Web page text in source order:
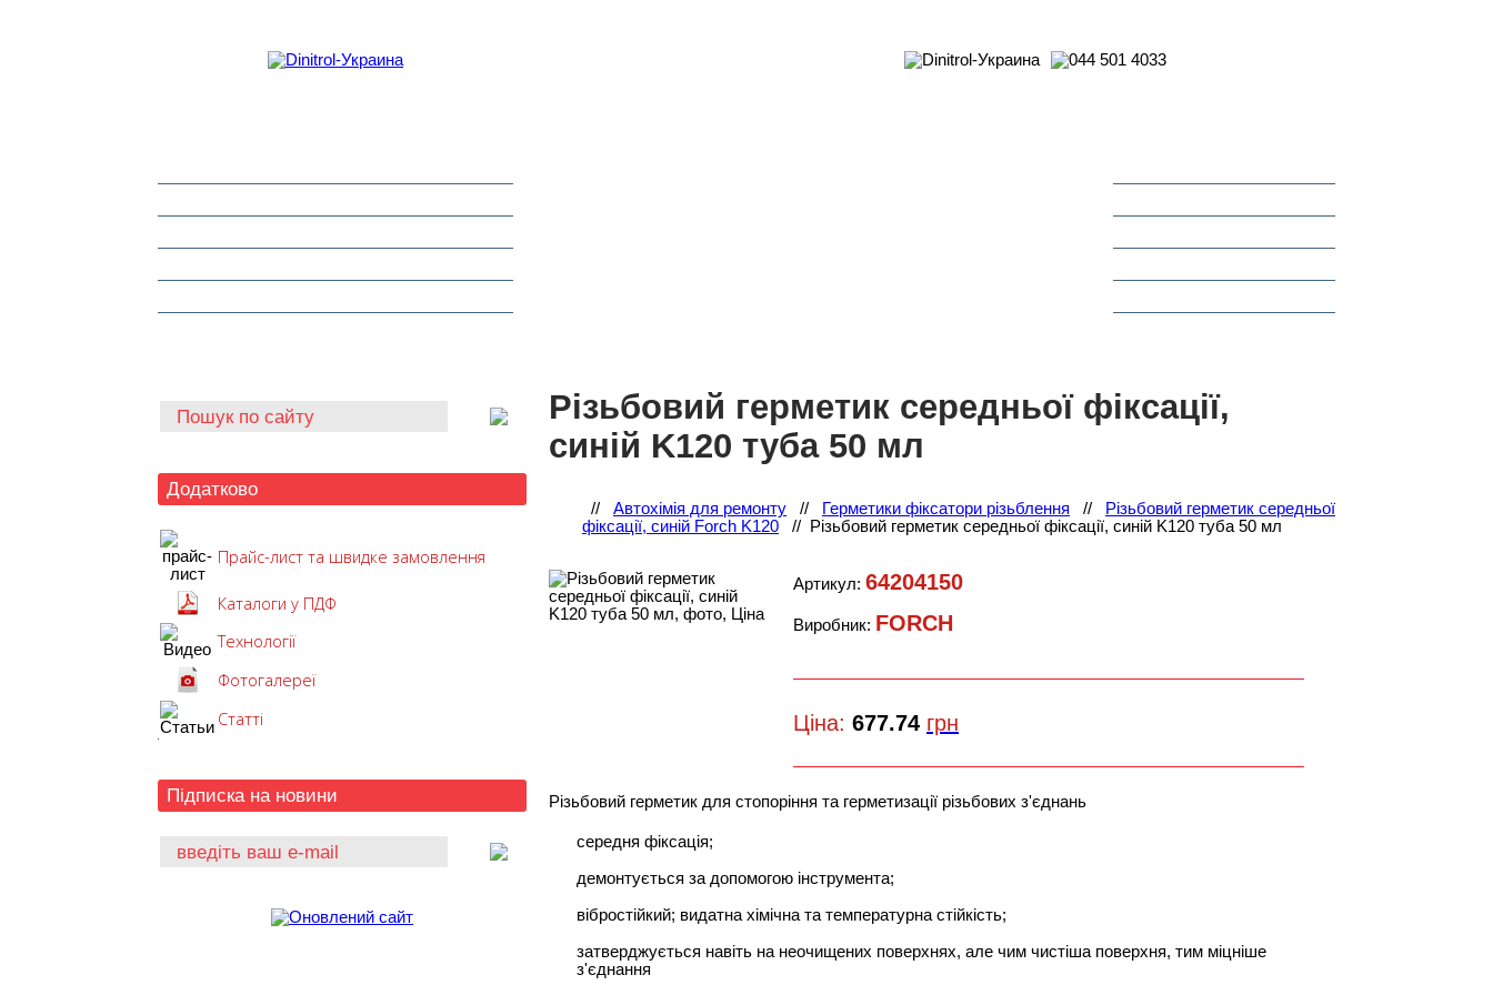
Додатково
Прайс-лист та швидке замовлення
Каталоги у ПДФ
Технології
Фотогалереї
Статті
Підписка на новини
Різьбовий герметик середньої фіксації,
синій K120 туба 50 мл
// Автохімія для ремонту // Герметики фіксатори різьблення //
Різьбовий герметик середньої
фіксації, синій Forch K120 // Різьбовий герметик середньої фіксації, синій K120 туба 50 мл
Артикул: 64204150
Виробник: FORCH
Ціна: 677.74 грн
Різьбовий герметик для стопоріння та герметизації різьбових з'єднань
середня фіксація;
демонтується за допомогою інструмента;
вібростійкий; видатна хімічна та температурна стійкість;
затверджується навіть на неочищених поверхнях, але чим чистіша поверхня, тим міцніше
з'єднання